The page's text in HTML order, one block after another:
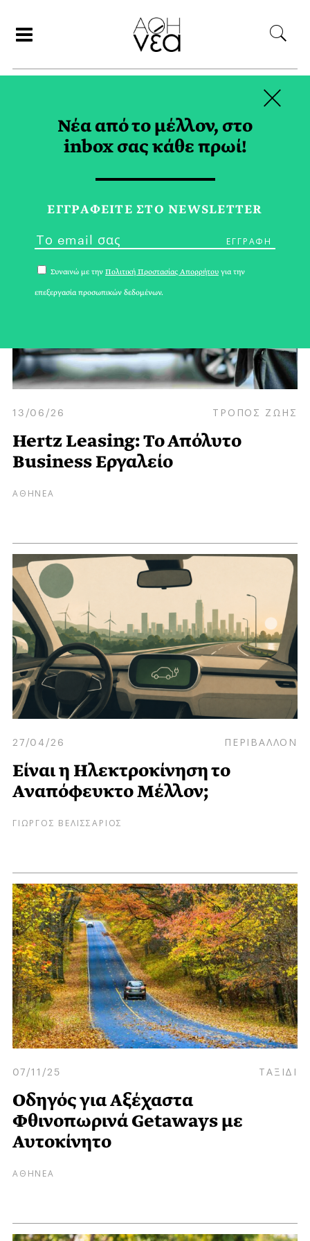
ΑΥΤΟΚΙΝΗΤΟ TAG
13/06/26 ΤΡΟΠΟΣ ΖΩΗΣ
Hertz Leasing: Το Απόλυτο
Βusiness Εργαλείο
ΑΘΗΝΕΑ
27/04/26 ΠΕΡΙΒΑΛΛΟΝ
Είναι η Ηλεκτροκίνηση το
Αναπόφευκτο Μέλλον;
ΓΙΩΡΓΟΣ ΒΕΛΙΣΣΑΡΙΟΣ
07/11/25 ΤΑΞΙΔΙ
Οδηγός για Aξέχαστα
Φθινοπωρινά Getaways με
Αυτοκίνητο
ΑΘΗΝΕΑ
Νέα από το μέλλον, στο
inbox σας κάθε πρωί!
ΕΓΓPΑΦΕΙΤΕ ΣΤΟ NEWSLETTER
Συναινώ με την Πολιτική Προστασίας Απορρήτου για την
επεξεργασία προσωπικών δεδομένων.
×